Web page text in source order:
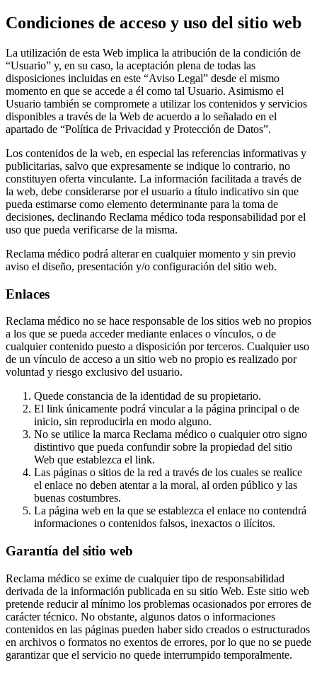
Condiciones de acceso y uso del sitio web
La utilización de esta Web implica la atribución de la condición de
“Usuario” y, en su caso, la aceptación plena de todas las
disposiciones incluidas en este “Aviso Legal” desde el mismo
momento en que se accede a él como tal Usuario. Asimismo el
Usuario también se compromete a utilizar los contenidos y servicios
disponibles a través de la Web de acuerdo a lo señalado en el
apartado de “Política de Privacidad y Protección de Datos”.
Los contenidos de la web, en especial las referencias informativas y
publicitarias, salvo que expresamente se indique lo contrario, no
constituyen oferta vinculante. La información facilitada a través de
la web, debe considerarse por el usuario a título indicativo sin que
pueda estimarse como elemento determinante para la toma de
decisiones, declinando Reclama médico toda responsabilidad por el
uso que pueda verificarse de la misma.
Reclama médico podrá alterar en cualquier momento y sin previo
aviso el diseño, presentación y/o configuración del sitio web.
Enlaces
Reclama médico no se hace responsable de los sitios web no propios
a los que se pueda acceder mediante enlaces o vínculos, o de
cualquier contenido puesto a disposición por terceros. Cualquier uso
de un vínculo de acceso a un sitio web no propio es realizado por
voluntad y riesgo exclusivo del usuario.
Quede constancia de la identidad de su propietario.
El link únicamente podrá vincular a la página principal o de
inicio, sin reproducirla en modo alguno.
No se utilice la marca Reclama médico o cualquier otro signo
distintivo que pueda confundir sobre la propiedad del sitio
Web que establezca el link.
Las páginas o sitios de la red a través de los cuales se realice
el enlace no deben atentar a la moral, al orden público y las
buenas costumbres.
La página web en la que se establezca el enlace no contendrá
informaciones o contenidos falsos, inexactos o ilícitos.
Garantía del sitio web
Reclama médico se exime de cualquier tipo de responsabilidad
derivada de la información publicada en su sitio Web. Este sitio web
pretende reducir al mínimo los problemas ocasionados por errores de
carácter técnico. No obstante, algunos datos o informaciones
contenidos en las páginas pueden haber sido creados o estructurados
en archivos o formatos no exentos de errores, por lo que no se puede
garantizar que el servicio no quede interrumpido temporalmente.